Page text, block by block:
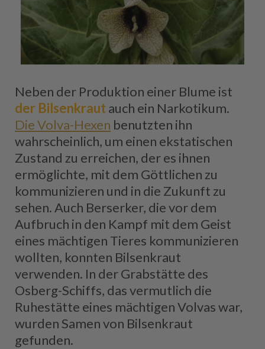
Neben der Produktion einer Blume ist
der Bilsenkraut auch ein Narkotikum.
Die Volva-Hexen benutzten ihn
wahrscheinlich, um einen ekstatischen
Zustand zu erreichen, der es ihnen
ermöglichte, mit dem Göttlichen zu
kommunizieren und in die Zukunft zu
sehen. Auch Berserker, die vor dem
Aufbruch in den Kampf mit dem Geist
eines mächtigen Tieres kommunizieren
wollten, konnten Bilsenkraut
verwenden. In der Grabstätte des
Osberg-Schiffs, das vermutlich die
Ruhestätte eines mächtigen Volvas war,
wurden Samen von Bilsenkraut
gefunden.